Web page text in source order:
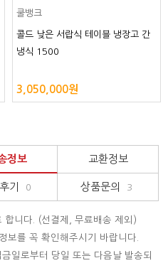
쿨뱅크
콜드 낮은 서랍식 테이블 냉장고 간
냉식 1500
3,050,000원
정보 교환정보
기 0 상품문의 3
합니다. (선결제, 무료배송 제외)
보를 꼭 확인해주시기 바랍니다.
일로부터 당일 또는 다음날 발송되